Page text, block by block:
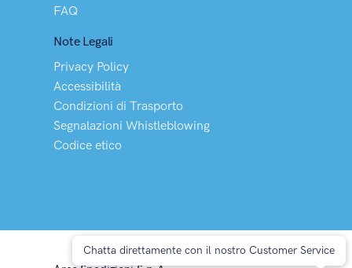
FAQ
Note Legali
Privacy Policy
Accessibilità
Condizioni di Trasporto
Segnalazioni Whistleblowing
Codice etico
Chatta direttamente con il nostro Customer Service